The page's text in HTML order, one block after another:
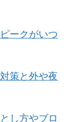
ークがいつ
策と外や夜
し方やブロ